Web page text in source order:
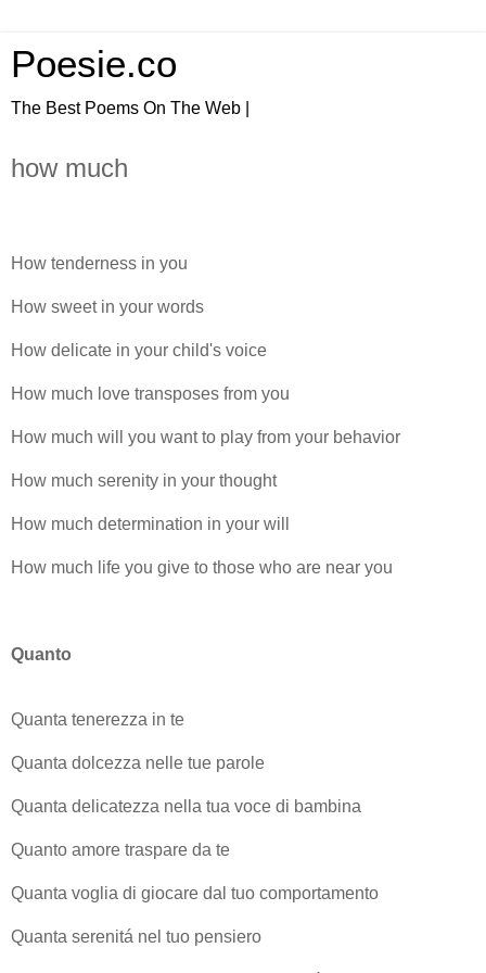
Poesie.co
The Best Poems On The Web |
how much
How tenderness in you
How sweet in your words
How delicate in your child's voice
How much love transposes from you
How much will you want to play from your behavior
How much serenity in your thought
How much determination in your will
How much life you give to those who are near you
Quanto
Quanta tenerezza in te
Quanta dolcezza nelle tue parole
Quanta delicatezza nella tua voce di bambina
Quanto amore traspare da te
Quanta voglia di giocare dal tuo comportamento
Quanta serenitá nel tuo pensiero